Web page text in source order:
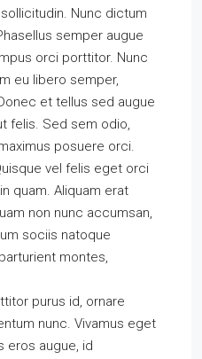
Nunc dictum
semper augue
orci porttitor. Nunc
eu libero semper,
et tellus sed augue
felis. Sed sem odio,
posuere orci.
vel felis eget orci
quam. Aliquam erat
non nunc accumsan,
sociis natoque
montes,
purus id, ornare
nunc. Vivamus eget
eros augue, id